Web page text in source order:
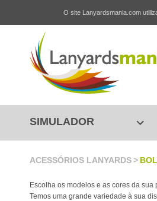
O site Lanyardsmania.com
SIMULADOR
ACESSÓRIOS LANYARDS>
Escolha os modelos e as cores da sua
Temos uma grande variedade à sua